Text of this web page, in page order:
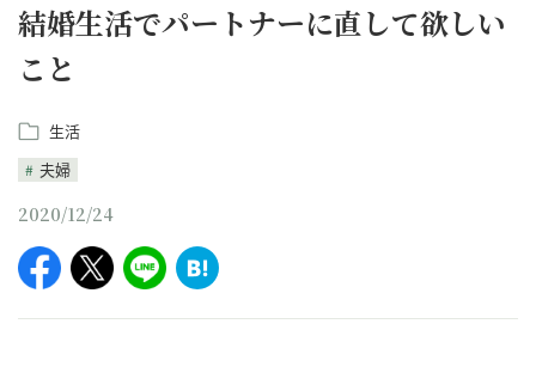
結婚生活でパートナーに直して欲しい
こと
生活
夫婦
2020/12/24